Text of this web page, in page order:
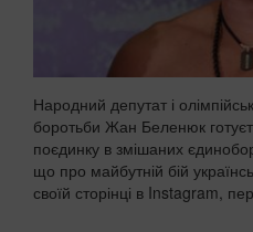
Народний депутат і
боротьби Жан Беленюк
поєдинку в змішаних
що про майбутній бій
своїй сторінці в Instagram,